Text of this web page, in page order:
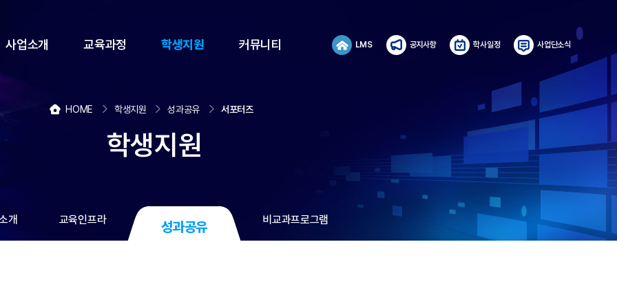
LMS 공지사항 학사일정 사업단소식
사업소개 교육과정 학생지원 커뮤니티
HOME 학생지원 성과공유 서포터즈
학생지원
개 교육인프라 성과공유 비교과프로그램